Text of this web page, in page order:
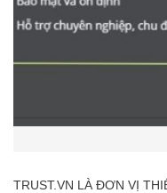
TRUST.VN LÀ ĐƠN VỊ